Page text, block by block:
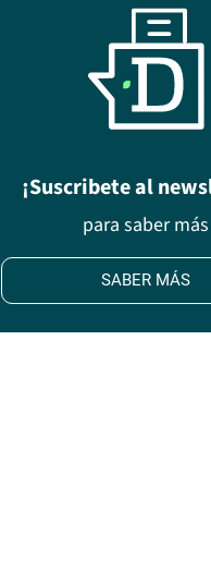
¡Suscribete al
para saber más
SABER MÁS